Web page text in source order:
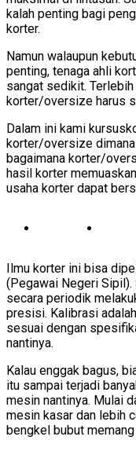
kalah penting bagi
korter.
Namun walaupun
penting, tenaga ahli
sangat sedikit.
korter/oversize harus
Dalam ini kami
korter/oversize
bagaimana korter/
hasil korter
usaha korter dapat
Ilmu korter ini bisa
(Pegawai Negeri
secara periodik
presisi. Kalibrasi
sesuai dengan
nantinya.
Kalau enggak bagus,
itu sampai terjadi
mesin nantinya. Mulai
mesin kasar dan lebih
bengkel bubut